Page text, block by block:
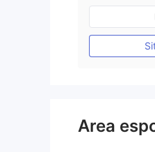
Market
Area